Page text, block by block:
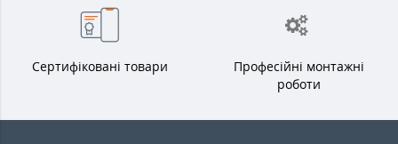
Сертифіковані товари
Професійні монтажні
роботи